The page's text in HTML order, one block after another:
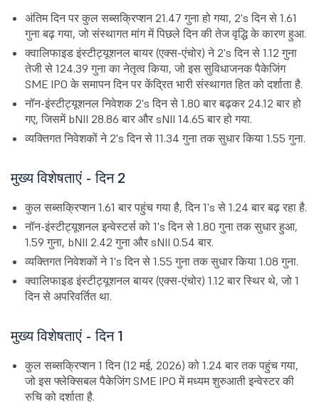
अंतिम दिन पर कुल सब्सक्रिप्शन 21.47 गुना हो गया, 2's दिन से 1.61
गुना बढ़ गया, जो संस्थागत मांग में पिछले दिन की तेज वृद्धि के कारण हुआ.
क्वालिफाइड इंस्टीट्यूशनल बायर (एक्स-एंचोर) ने 2's दिन से 1.12 गुना
तेजी से 124.39 गुना का नेतृत्व किया, जो इस सुविधाजनक पैकेजिंग
SME IPO के समापन दिन पर केंद्रित भारी संस्थागत हित को दर्शाता है.
नॉन-इंस्टीट्यूशनल निवेशक 2's दिन से 1.80 बार बढ़कर 24.12 बार हो
गए, जिसमें bNII 28.86 बार और sNII 14.65 बार हो गया.
व्यक्तिगत निवेशकों ने 2's दिन से 11.34 गुना तक सुधार किया 1.55 गुना.
मुख्य विशेषताएं - दिन 2
कुल सब्सक्रिप्शन 1.61 बार पहुंच गया है, दिन 1's से 1.24 बार बढ़ रहा है.
नॉन-इंस्टीट्यूशनल इन्वेस्टर्स को 1's दिन से 1.80 गुना तक सुधार हुआ,
1.59 गुना, bNII 2.42 गुना और sNII 0.54 बार.
व्यक्तिगत निवेशकों ने 1's दिन से 1.55 गुना तक सुधार किया 1.08 गुना.
क्वालिफाइड इंस्टीट्यूशनल बायर (एक्स-एंचोर) 1.12 बार स्थिर थे, जो 1
दिन से अपरिवर्तित था.
मुख्य विशेषताएं - दिन 1
कुल सब्सक्रिप्शन 1 दिन (12 मई, 2026) को 1.24 बार तक पहुंच गया,
जो इस फ्लेक्सिबल पैकेजिंग SME IPO में मध्यम शुरुआती इन्वेस्टर की
रुचि को दर्शाता है.